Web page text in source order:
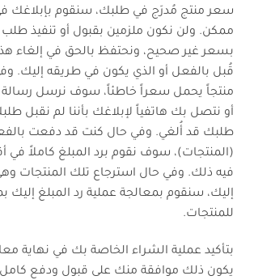
سعر منتج مُدرَج في طلبك، سنقوم بإبلاغك
ممكن. ولن نكون ملزمين بقبول أو تنفيذ طلب
بسعر غير صحيح، ونحتفظ بالحق في إلغاء
قُبل بالفعل أو الذي يكون في طريقه إليك.
منتجاً يحمل سعراً خاطئاً، سوف نرسل رسالة
أو نتصل بك هاتفياً لإبلاغك بأننا لم نقبل
طلبك قد أُلغي. وفي حال كنت قد دفعت
(المنتجات)، سوف نقوم برد المبلغ كاملاً في
فيه ذلك. وفي حال استرجاع تلك المنتجات
إليك، سنقوم بمعالجة عملية رد المبلغ إليك
للمنتجات.
بتأكيد عملية الشراء الخاصة بك في نهاية
يكون ذلك موافقة منك على قبول ودفع كامل